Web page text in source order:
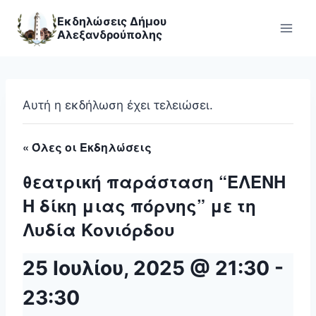
content
Εκδηλώσεις Δήμου
Αλεξανδρούπολης
Αυτή η εκδήλωση έχει τελειώσει.
« Όλες οι Εκδηλώσεις
θεατρική παράσταση “ΕΛΕΝΗ
Η δίκη μιας πόρνης” με τη
Λυδία Κονιόρδου
25 Ιουλίου, 2025 @ 21:30 -
23:30